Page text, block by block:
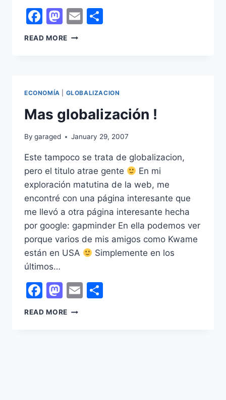
Facebook
Mastodon
Email
READ MORE FINANZAS
VISTA
UN
IGNORANTE
ECONOMÍA GLOBALIZACION
Mas globalización !
By garaged January 29, 2007
Este tampoco se trata de globalizacion,
pero el titulo atrae gente
En mi
exploración matutina de la web, me
encontré con una página interesante que
me llevó a otra página interesante hecha
por google: gapminder En ella podemos ver
porque varios de mis amigos como Kwame
están en USA
Simplemente en los
últimos…
Facebook
Mastodon
Email
READ MORE MAS